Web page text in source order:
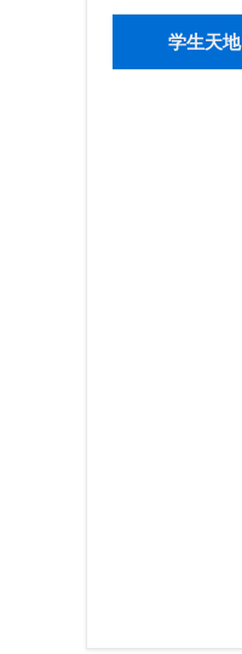
学生天地